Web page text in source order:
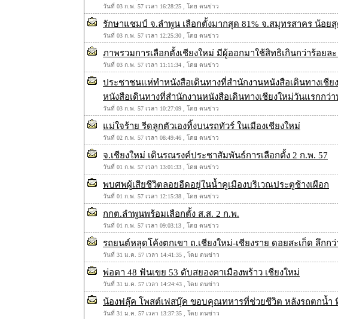
วันที่ 03 ก.พ. 57 เวลา 16:28:25 , โดย ตนข่าว
รักษาแชมป์ จ.ลำพูน เลือกตั้งมากสุด 81% จ.สมุทรสาคร น้อยสุ
วันที่ 03 ก.พ. 57 เวลา 12:25:30 , โดย ตนข่าว
ภาพรวมการเลือกตั้งเชียงใหม่ มีผู้ออกมาใช้สิทธิเกินกว่าร้อยละ
วันที่ 03 ก.พ. 57 เวลา 11:11:34 , โดย ตนข่าว
ประชาชนแห่ทำหนังสือเดินทางที่สำนักงานหนังสือเดินทางเชี
หนังสือเดินทางที่สำนักงานหนังสือเดินทางเชียงใหม่วันแรกกว่
วันที่ 03 ก.พ. 57 เวลา 10:27:09 , โดย ตนข่าว
แม่ใจร้าย รีดลูกตัวเองทิ้งบนรถทัวร์ ในเมืองเชียงใหม่
วันที่ 02 ก.พ. 57 เวลา 08:49:46 , โดย ตนข่าว
จ.เชียงใหม่ เดินรณรงค์ประชาสัมพันธ์การเลือกตั้ง 2 ก.พ. 57
วันที่ 01 ก.พ. 57 เวลา 13:01:33 , โดย ตนข่าว
พบศพผู้เสียชีวิตลอยอืดอยู่ในน้ำคูเมืองบริเวณประตูช้างเผือก
วันที่ 01 ก.พ. 57 เวลา 12:15:38 , โดย ตนข่าว
กกต.ลำพูนพร้อมเลือกตั้ง ส.ส. 2 ก.พ.
วันที่ 01 ก.พ. 57 เวลา 09:03:13 , โดย ตนข่าว
รถยนต์หลุดโค้งตกเขา ถ.เชียงใหม่-เชียงราย ดอยสะเก็ด ลึกก
วันที่ 31 ม.ค. 57 เวลา 14:41:35 , โดย ตนข่าว
พ่อตา 48 ฟันเขย 53 ดับสยองคาเมืองพร้าว เชียงใหม่
วันที่ 31 ม.ค. 57 เวลา 14:24:43 , โดย ตนข่าว
น้องฟลุ๊ค โพสต์เฟสบุ๊ค ขอบคุณทหารที่ช่วยชีวิต หลังรถตกน้ำ
วันที่ 31 ม.ค. 57 เวลา 13:37:35 , โดย ตนข่าว